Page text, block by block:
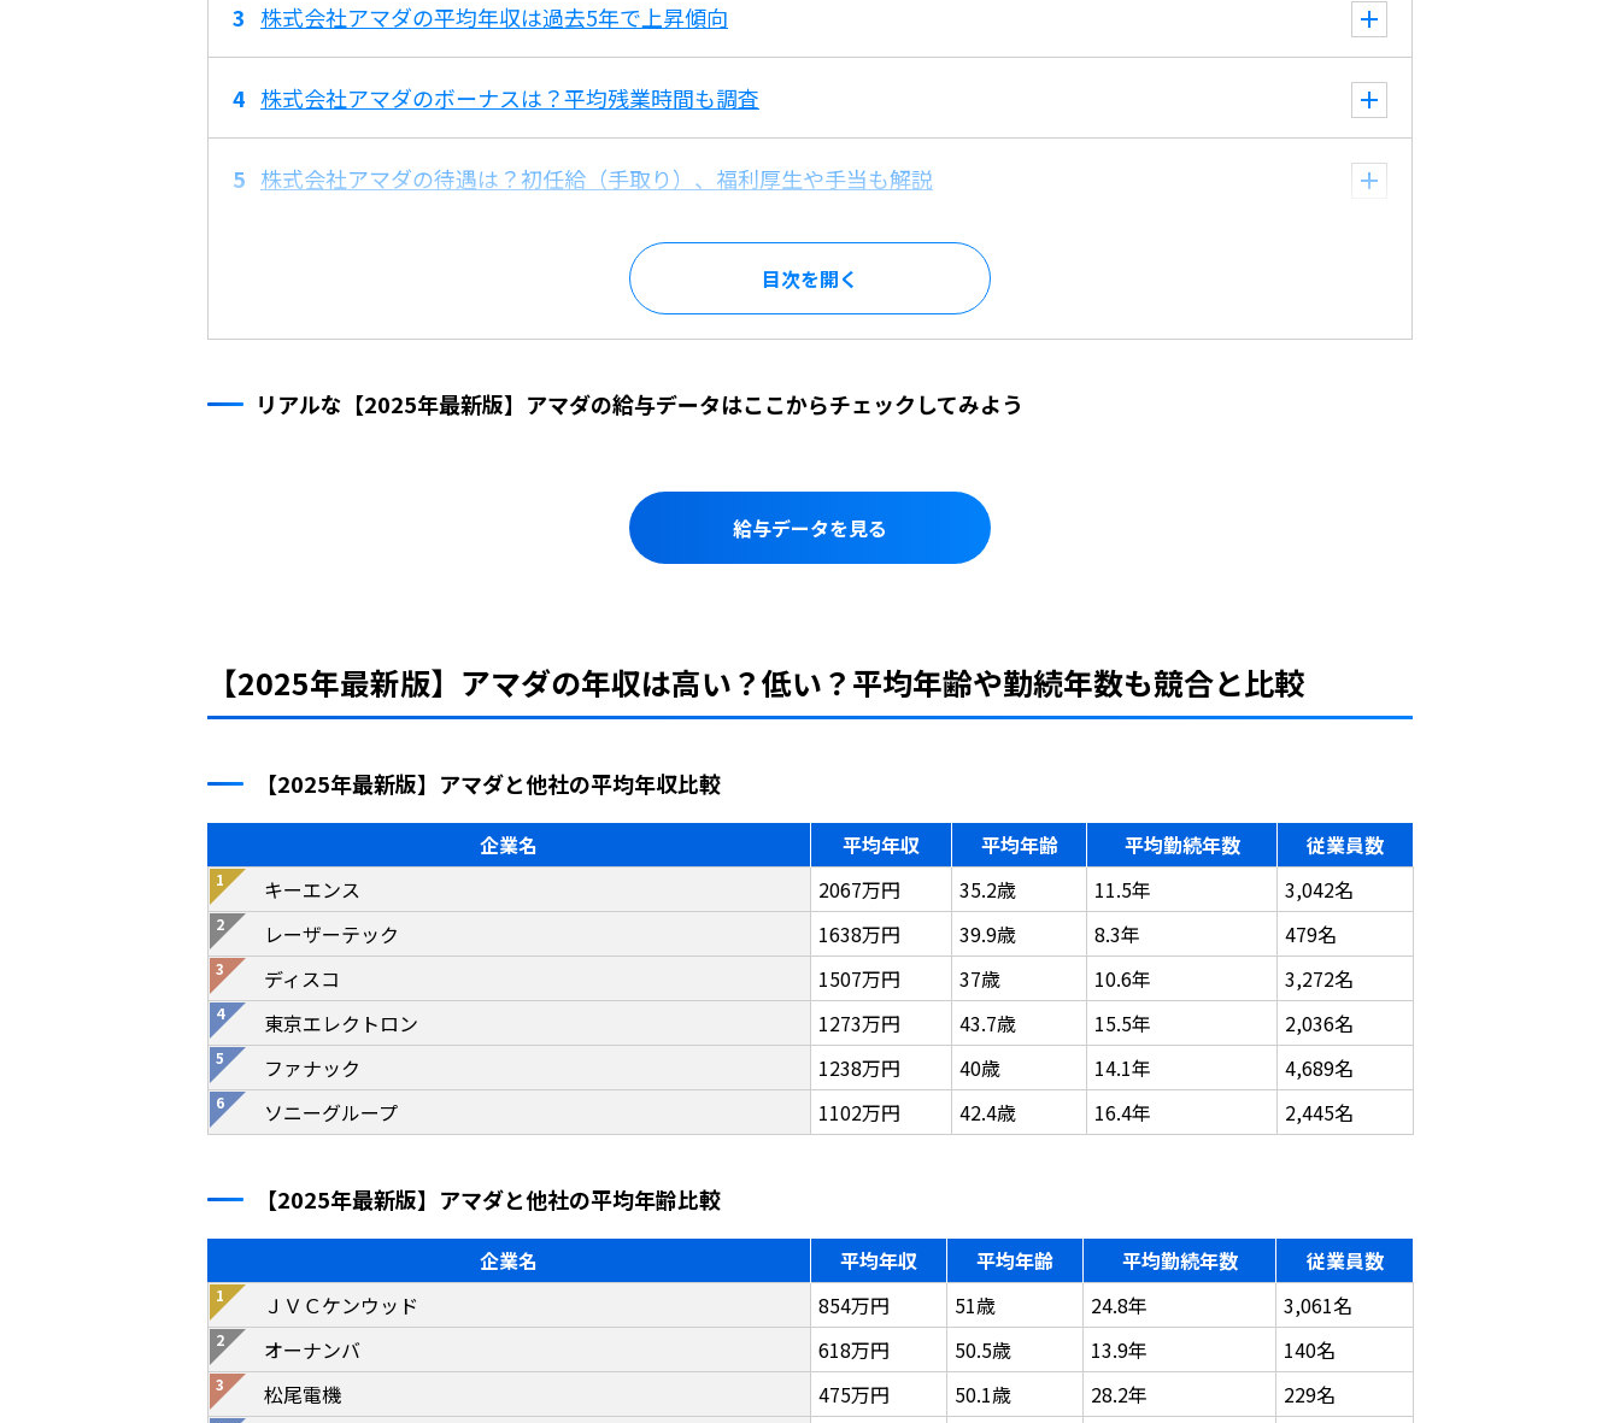
株式会社アマダの平均年収は過去5年で上昇傾向
株式会社アマダのボーナスは？平均残業時間も調査
株式会社アマダの待遇は？初任給（手取り）、福利厚生や手当も解説
目次を
リアルな【2025年最新版】アマダの給与データはここからチェックしてみよう
給与データを見る
【2025年最新版】アマダの年収は高い？低い？平均年齢や勤続年数も競合と比較
【2025年最新版】アマダと他社の平均年収比較
企業名 平均年収 平均年齢 平均勤続年数
従業員数
キーエンス
2067万円 35.2歳 11.5年
3,042名
レーザーテック
1638万円 39.9歳 8.3年
479名
ディスコ
1507万円 37歳 10.6年
3,272名
東京エレクトロン
1273万円 43.7歳 15.5年
2,036名
ファナック
1238万円 40歳 14.1年
4,689名
ソニーグループ
1102万円 42.4歳 16.4年 2,445名
【2025年最新版】アマダと他社の平均年齢比較
企業名 平均年収 平均年齢 平均勤続年数
従業員数
ＪＶＣケンウッド
854万円 51歳 24.8年
3,061名
オーナンバ
618万円 50.5歳 13.9年
140名
松尾電機
475万円 50.1歳 28.2年
229名